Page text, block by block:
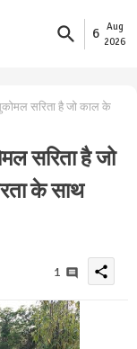
6
Aug
2026
सरिता है जो काल के
सरिता है जो
के साथ
1 share